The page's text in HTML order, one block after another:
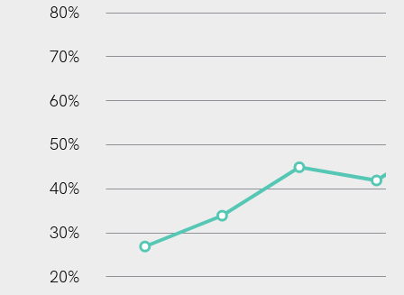
100%
80%
70%
60%
50%
40%
30%
20%